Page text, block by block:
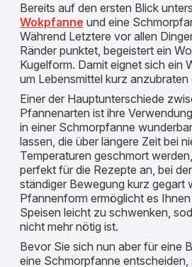
Bereits auf den ersten Blick
Wokpfanne und eine
Während Letztere vor allen
Ränder punktet, begeistert ein
Kugelform. Damit eignet sich ein
um Lebensmittel kurz
Einer der Hauptunterschiede
Pfannenarten ist ihre
in einer Schmorpfanne
lassen, die über längere Zeit bei
Temperaturen geschmort
perfekt für die Rezepte an, bei
ständiger Bewegung kurz gegart
Pfannenform ermöglicht es
Speisen leicht zu schwenken,
nicht mehr nötig ist.
Bevor Sie sich nun aber für eine
eine Schmorpfanne entscheiden,